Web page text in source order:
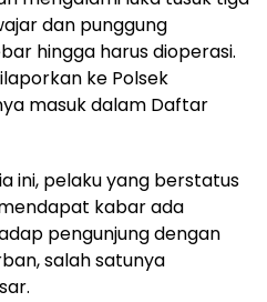
dan punggung
hingga harus dioperasi.
ke Polsek
masuk dalam Daftar
ini, pelaku yang berstatus
kabar ada
pengunjung dengan
salah satunya